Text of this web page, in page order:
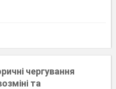
чергування
та